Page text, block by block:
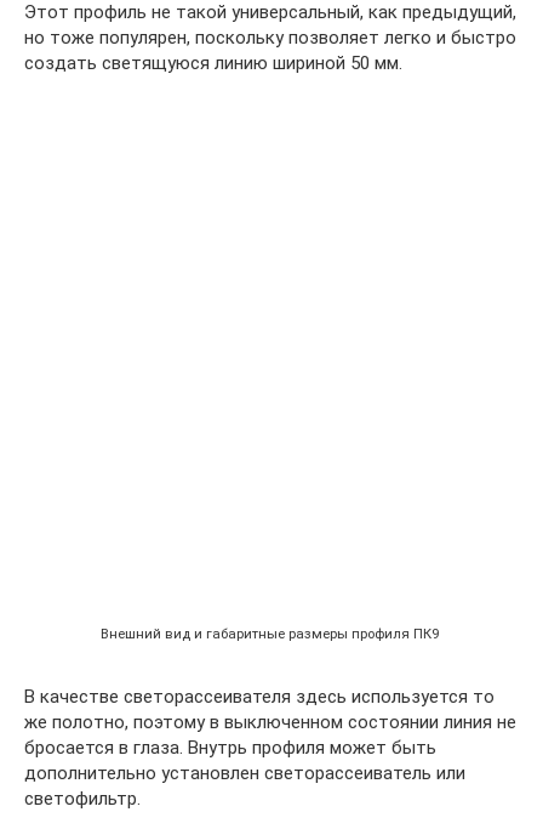
Этот профиль не такой универсальный, как предыдущий,
но тоже популярен, поскольку позволяет легко и быстро
создать светящуюся линию шириной 50 мм.
Внешний вид и габаритные размеры профиля ПК9
В качестве светорассеивателя здесь используется то
же полотно, поэтому в выключенном состоянии линия не
бросается в глаза. Внутрь профиля может быть
дополнительно установлен светорассеиватель или
светофильтр.